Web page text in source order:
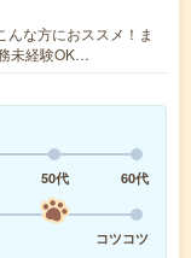
んな方におススメ！ま
未経験OK…
50代
60代
コツコツ